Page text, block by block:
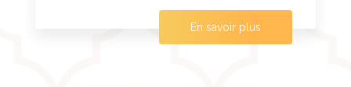
En savoir plus